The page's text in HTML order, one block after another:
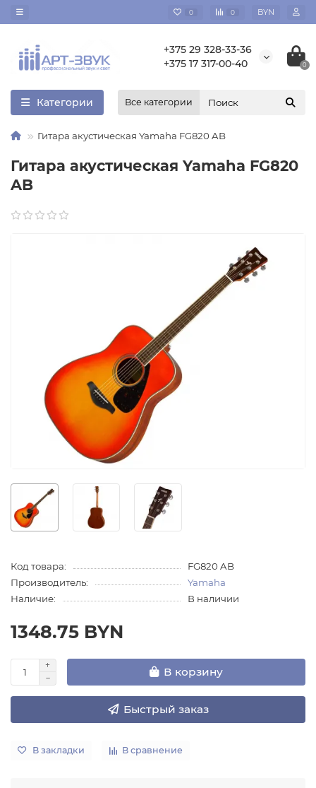
0 0 BYN
+375 29 328-33-36
+375 17 317-00-40
0
Категории Все категории
Гитара акустическая Yamaha FG820 AB
Гитара акустическая Yamaha FG820
AB
Код товара:
FG820 AB
Производитель:
Yamaha
Наличие:
В наличии
1348.75 BYN
В корзину
Быстрый заказ
В закладки В сравнение